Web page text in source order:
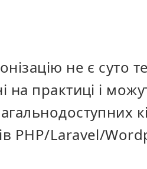
не є
на практиці і
PHP/Laravel/